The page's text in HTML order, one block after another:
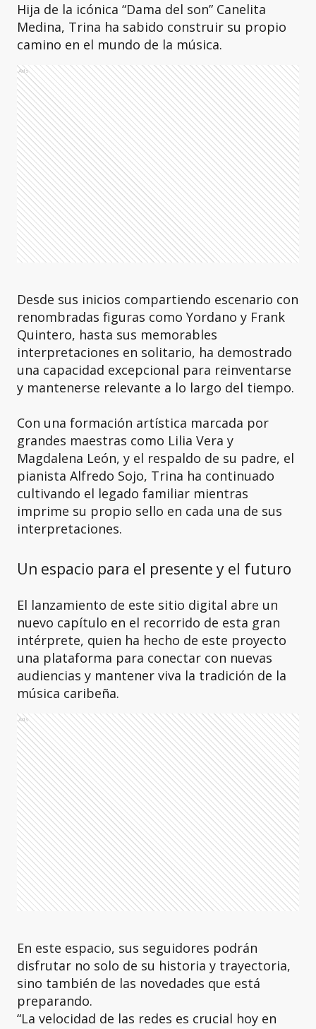
Hija de la icónica “Dama del son” Canelita
Medina, Trina ha sabido construir su propio
camino en el mundo de la música.
Ads
Desde sus inicios compartiendo escenario con
renombradas figuras como Yordano y Frank
Quintero, hasta sus memorables
interpretaciones en solitario, ha demostrado
una capacidad excepcional para reinventarse
y mantenerse relevante a lo largo del tiempo.
Con una formación artística marcada por
grandes maestras como Lilia Vera y
Magdalena León, y el respaldo de su padre, el
pianista Alfredo Sojo, Trina ha continuado
cultivando el legado familiar mientras
imprime su propio sello en cada una de sus
interpretaciones.
Un espacio para el presente y el futuro
El lanzamiento de este sitio digital abre un
nuevo capítulo en el recorrido de esta gran
intérprete, quien ha hecho de este proyecto
una plataforma para conectar con nuevas
audiencias y mantener viva la tradición de la
música caribeña.
Ads
En este espacio, sus seguidores podrán
disfrutar no solo de su historia y trayectoria,
sino también de las novedades que está
preparando.
“La velocidad de las redes es crucial hoy en